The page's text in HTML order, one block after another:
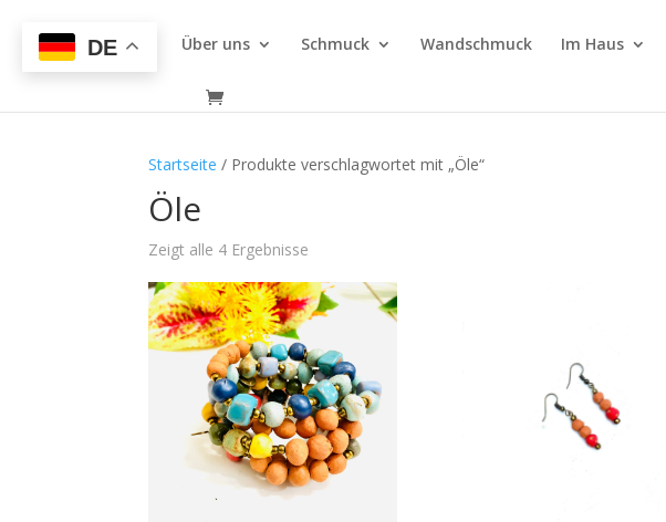
Über uns Schmuck Wandschmuck Im Haus
Startseite / Produkte verschlagwortet mit „Öle“
Öle
Zeigt alle 4 Ergebnisse
DE